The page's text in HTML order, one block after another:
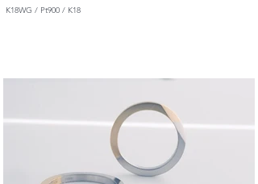
K18WG / Pt900 / K18